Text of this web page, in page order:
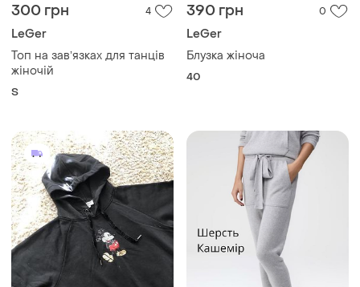
300 грн 4
LeGer
Топ на завʼязках для танців
жіночій
S
390 грн 0
LeGer
Блузка жіноча
40